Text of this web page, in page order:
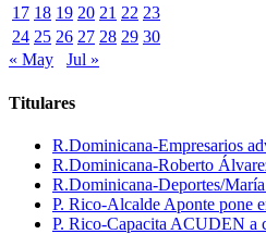
17 18 19 20 21 22 23
24 25 26 27 28 29 30
« May
Jul »
Titulares
R.Dominicana-Empresarios
R.Dominicana-Roberto
R.Dominicana-Deportes/
P. Rico-Alcalde Aponte pone
P. Rico-Capacita ACUDEN a